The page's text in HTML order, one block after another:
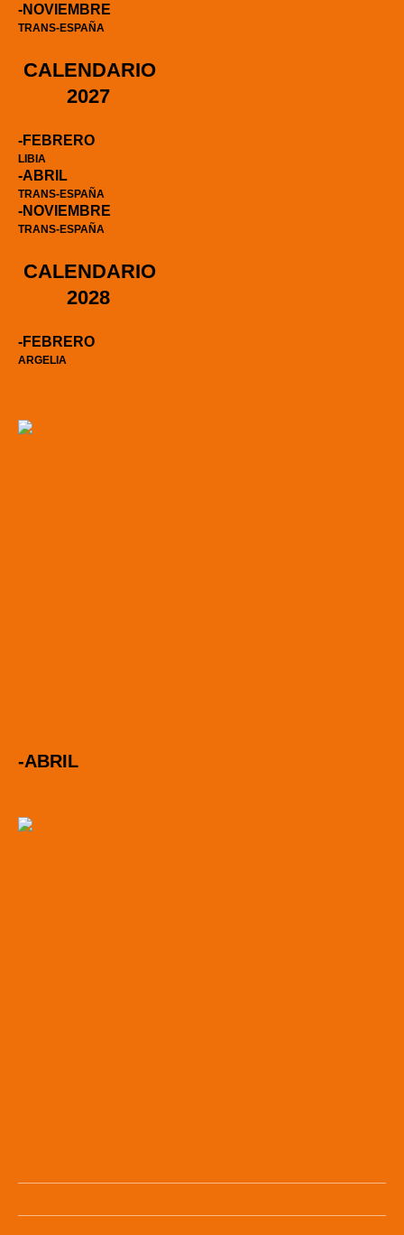
-NOVIEMBRE
TRANS-ESPAÑA
CALENDARIO
2027
-FEBRERO
LIBIA
-ABRIL
TRANS-ESPAÑA
-NOVIEMBRE
TRANS-ESPAÑA
CALENDARIO
2028
-FEBRERO
ARGELIA
-ABRIL